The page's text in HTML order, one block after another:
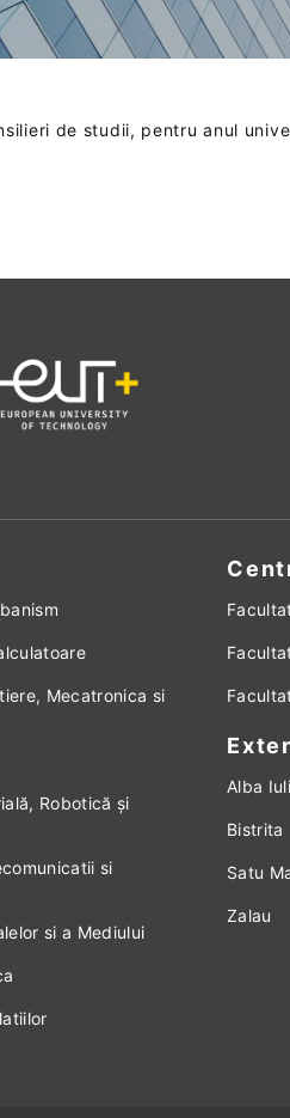
de studii, pentru anul
Mecatronica si
Robotică și
si
si a Mediului
Alba
Bistrita
Satu
Zalau